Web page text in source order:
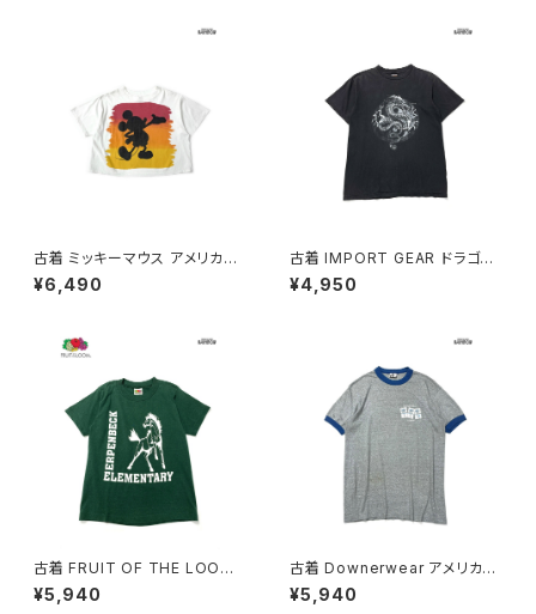
古着 ミッキーマウス アメリカ製
プリント キャラクター ショート丈
コットン 半袖 Ｔシャツ 白 (ttu2
¥6,490
古着 IMPORT GEAR ドラゴン
プリント コットン100％ 半袖 Ｔ
シャツ 黒 (ttu2606049)
¥4,950
古着 FRUIT OF THE LOOM
フルーツオブザルーム 馬 プリン
ト コットン 半袖 Ｔシャツ ダーク
¥5,940
古着 Downerwear アメリカ製
リンガーネック プリント コットン
半袖 Ｔシャツ グレー (ttu2606
¥5,940